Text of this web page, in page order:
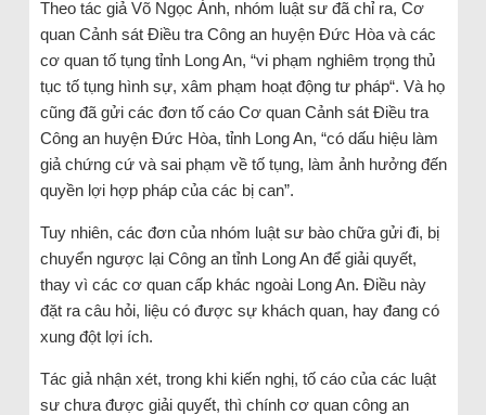
Theo tác giả Võ Ngọc Ánh, nhóm luật sư đã chỉ ra, Cơ
quan Cảnh sát Điều tra Công an huyện Đức Hòa và các
cơ quan tố tụng tỉnh Long An, “vi phạm nghiêm trọng thủ
tục tố tụng hình sự, xâm phạm hoạt động tư pháp“. Và họ
cũng đã gửi các đơn tố cáo Cơ quan Cảnh sát Điều tra
Công an huyện Đức Hòa, tỉnh Long An, “có dấu hiệu làm
giả chứng cứ và sai phạm về tố tụng, làm ảnh hưởng đến
quyền lợi hợp pháp của các bị can”.
Tuy nhiên, các đơn của nhóm luật sư bào chữa gửi đi, bị
chuyển ngược lại Công an tỉnh Long An để giải quyết,
thay vì các cơ quan cấp khác ngoài Long An. Điều này
đặt ra câu hỏi, liệu có được sự khách quan, hay đang có
xung đột lợi ích.
Tác giả nhận xét, trong khi kiến nghị, tố cáo của các luật
sư chưa được giải quyết, thì chính cơ quan công an